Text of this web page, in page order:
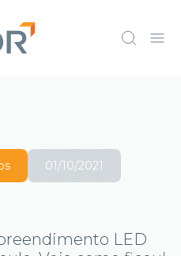
01/10/2021
LED